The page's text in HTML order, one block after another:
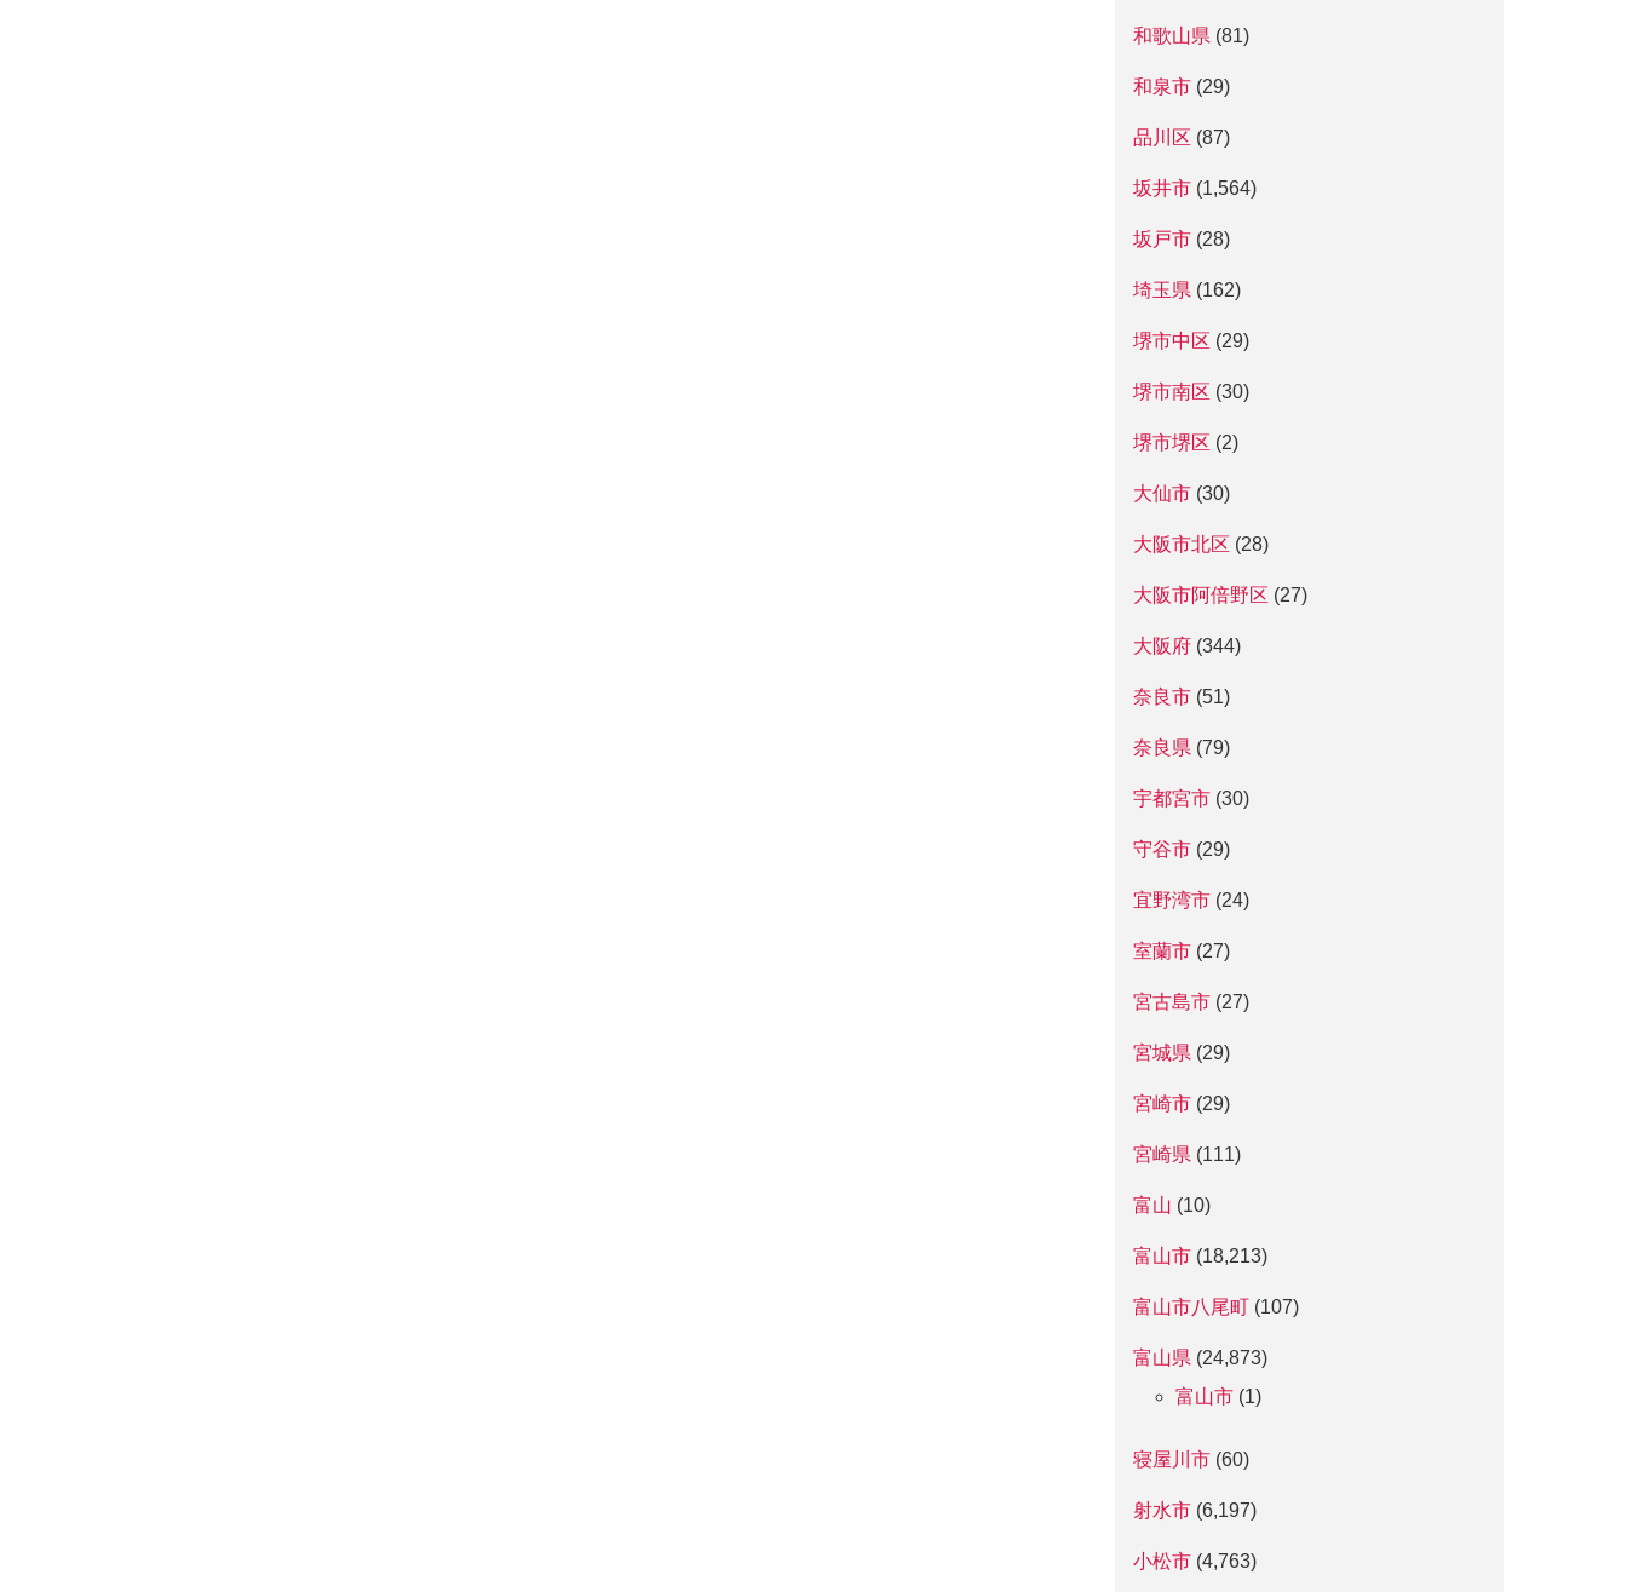
和歌山県 (81)
和泉市(29)
品川区 (87)
坂井市(1,564)
坂戸市(28)
埼玉県 (162)
堺市中区 (29)
堺市南区 (30)
堺市堺区 (2)
大仙市(30)
大阪市北区 (28)
大阪市阿倍野区 (27)
大阪府(344)
奈良市(51)
奈良県 (79)
宇都宮市(30)
守谷市(29)
宜野湾市(24)
室蘭市(27)
宮古島市(27)
宮城県 (29)
宮崎市(29)
宮崎県 (111)
富山 (10)
富山市(18,213)
富山市八尾町(107)
富山県 (24,873)
富山市(1)
寝屋川市(60)
射水市(6,197)
小松市(4,763)